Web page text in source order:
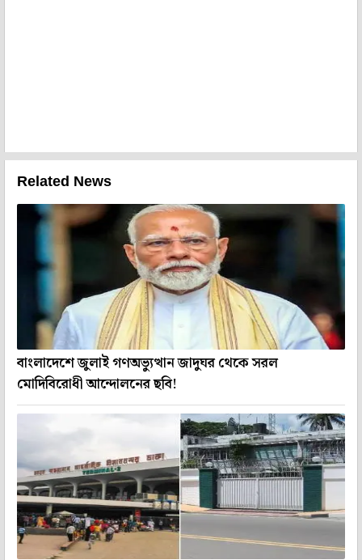
Related News
বাংলাদেশে জুলাই গণঅভ্যুত্থান জাদুঘর থেকে সরল
মোদিবিরোধী আন্দোলনের ছবি!